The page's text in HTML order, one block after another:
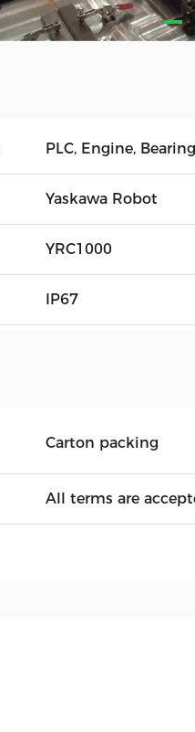
PLC, Engine,
Yaskawa Robot
YRC1000
IP67
Carton packing
All terms are